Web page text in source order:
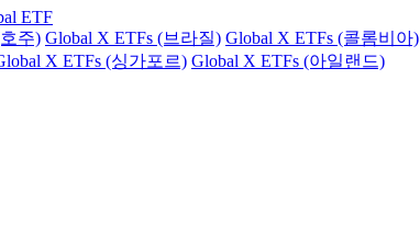
ETF
주) Global X ETFs (브라질) Global X ETFs (콜롬비아)
X ETFs (싱가포르) Global X ETFs (아일랜드)